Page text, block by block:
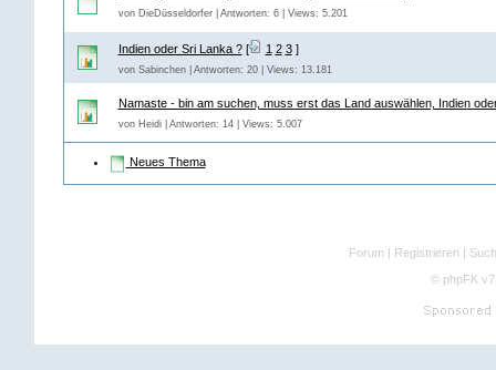
von DieDüsseldorfer | Antworten: 6 | Views: 5.201
Indien oder Sri Lanka ? [ 1 2 3]
von Sabinchen | Antworten: 20 | Views: 13.181
Namaste - bin am suchen, muss erst das Land auswählen, Indien
von Heidi | Antworten: 14 | Views: 5.007
Neues Thema
Forum | Registrieren |
© phpFK